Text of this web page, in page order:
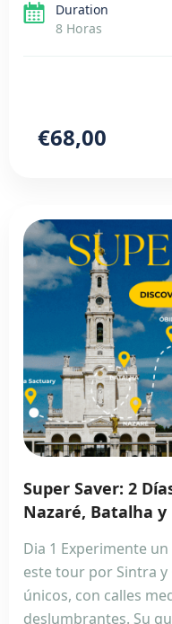
cautivadores jardines
finca mística […]
Duration
8 Horas
€68,00
Super Saver: 2
Nazaré, Batalha y
Dia 1 Experimente
este tour por Sintra y
únicos, con calles
deslumbrantes. Su